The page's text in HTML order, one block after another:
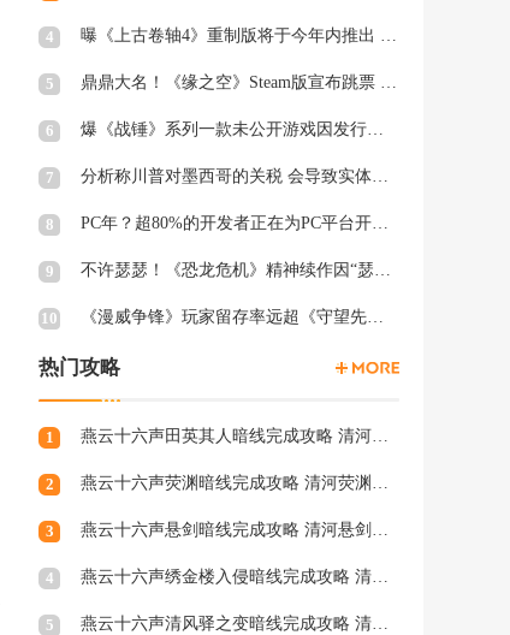
4 曝《上古卷轴4》重制版将于今年内推出 虚幻5加持
5 鼎鼎大名！《缘之空》Steam版宣布跳票 将延期至2月28日发售
6 爆《战锤》系列一款未公开游戏因发行商撤资而夭折，开发被迫中断
7 分析称川普对墨西哥的关税 会导致实体游戏价格上涨
8 PC年？超80%的开发者正在为PC平台开发游戏 NS2为8%
9 不许瑟瑟！《恐龙危机》精神续作因“瑟瑟Mod”拒绝登陆PC
10 《漫威争锋》玩家留存率远超《守望先锋2》、《绝地潜兵2》等游戏
热门攻略
1 燕云十六声田英其人暗线完成攻略 清河田英其人暗涌怎么触发
2 燕云十六声荧渊暗线完成攻略 清河荧渊暗涌怎么触发
3 燕云十六声悬剑暗线完成攻略 清河悬剑暗涌怎么触发
4 燕云十六声绣金楼入侵暗线完成攻略 清河绣金楼入侵暗涌怎么触发
5 燕云十六声清风驿之变暗线完成攻略 清河清风驿之变暗涌怎么触发